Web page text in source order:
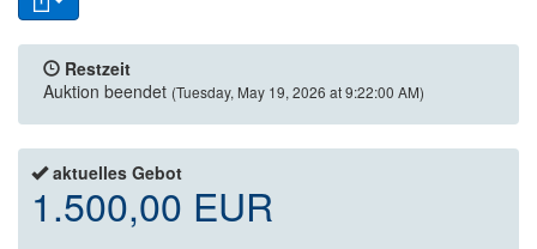
Restzeit
Auktion beendet (Tuesday, May 19, 2026 at 9:22:00 AM)
aktuelles Gebot
1.500,00 EUR